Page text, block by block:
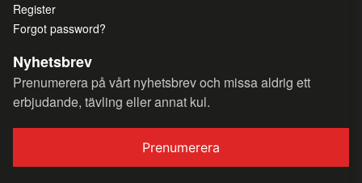
Register
Forgot password?
Nyhetsbrev
Prenumerera på vårt nyhetsbrev och missa aldrig ett
erbjudande, tävling eller annat kul.
Prenumerera